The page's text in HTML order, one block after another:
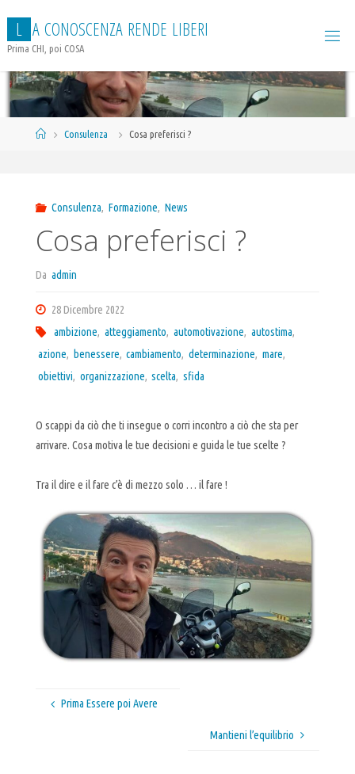
contenuto
L A CONOSCENZA RENDE LIBERI
Prima CHI, poi COSA
HomeConsulenza Cosa preferisci ?
Consulenza, Formazione, News
Cosa preferisci ?
Da admin
28 Dicembre 2022
ambizione, atteggiamento, automotivazione, autostima,
azione, benessere, cambiamento, determinazione, mare,
obiettivi, organizzazione, scelta, sfida
O scappi da ciò che ti insegue o corri incontro a ciò che sta per
arrivare. Cosa motiva le tue decisioni e guida le tue scelte ?
Tra il dire e il fare c’è di mezzo solo … il fare !
Prima Essere poi Avere
Mantieni l’equilibrio